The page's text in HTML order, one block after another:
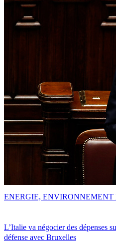
L’Italie va négocier des dépenses
défense avec Bruxelles
ENERGIE, ENVIRONNEMENT